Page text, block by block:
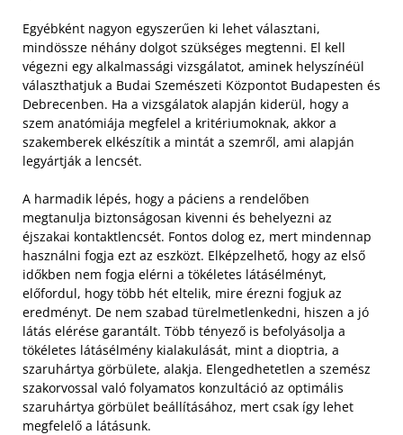
Egyébként nagyon egyszerűen ki lehet választani,
mindössze néhány dolgot szükséges megtenni. El kell
végezni egy alkalmassági vizsgálatot, aminek helyszínéül
választhatjuk a Budai Szemészeti Központot Budapesten és
Debrecenben. Ha a vizsgálatok alapján kiderül, hogy a
szem anatómiája megfelel a kritériumoknak, akkor a
szakemberek elkészítik a mintát a szemről, ami alapján
legyártják a lencsét.
A harmadik lépés, hogy a páciens a rendelőben
megtanulja biztonságosan kivenni és behelyezni az
éjszakai kontaktlencsét. Fontos dolog ez, mert mindennap
használni fogja ezt az eszközt. Elképzelhető, hogy az első
időkben nem fogja elérni a tökéletes látásélményt,
előfordul, hogy több hét eltelik, mire érezni fogjuk az
eredményt. De nem szabad türelmetlenkedni, hiszen a jó
látás elérése garantált. Több tényező is befolyásolja a
tökéletes látásélmény kialakulását, mint a dioptria, a
szaruhártya görbülete, alakja. Elengedhetetlen a szemész
szakorvossal való folyamatos konzultáció az optimális
szaruhártya görbület beállításához, mert csak így lehet
megfelelő a látásunk.